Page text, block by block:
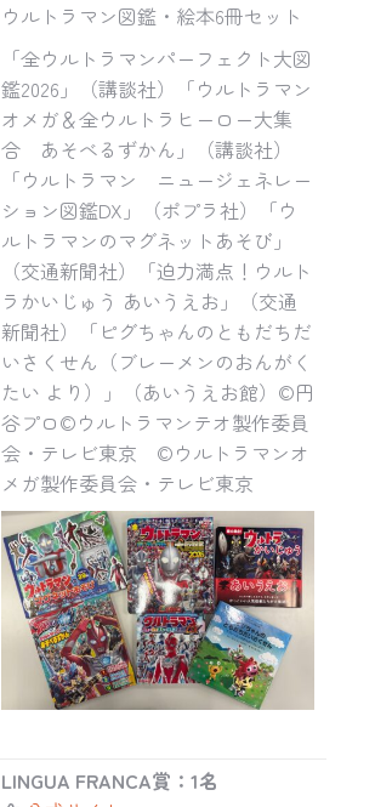
ウルトラマン図鑑・絵本6冊セット
「全ウルトラマンパーフェクト大図
鑑2026」（講談社）「ウルトラマン
オメガ＆全ウルトラヒーロー大集
合 あそべるずかん」（講談社）
「ウルトラマン ニュージェネレー
ション図鑑DX」（ポプラ社）「ウ
ルトラマンのマグネットあそび」
（交通新聞社）「迫力満点！ウルト
ラかいじゅう あいうえお」（交通
新聞社）「ピグちゃんのともだちだ
いさくせん（ブレーメンのおんがく
たい より）」（あいうえお館）©️円
谷プロ©️ウルトラマンテオ製作委員
会・テレビ東京 ©️ウルトラマンオ
メガ製作委員会・テレビ東京
LINGUA FRANCA賞：1名